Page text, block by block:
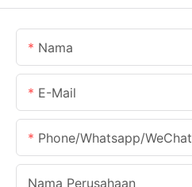
Nama
E-Mail
Phone/Whatsapp/WeChat
Nama Perusahaan